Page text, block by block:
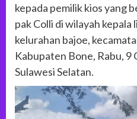
kepada pemilik kios yang
pak Colli di wilayah kepala
kelurahan bajoe,
Kabupaten Bone, Rabu,
Sulawesi Selatan.